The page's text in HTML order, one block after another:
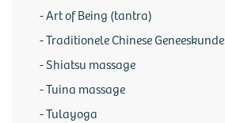
- Art of Being (tantra)
- Traditionele Chinese Geneeskunde
- Shiatsu massage
- Tuina massage
- Tulayoga